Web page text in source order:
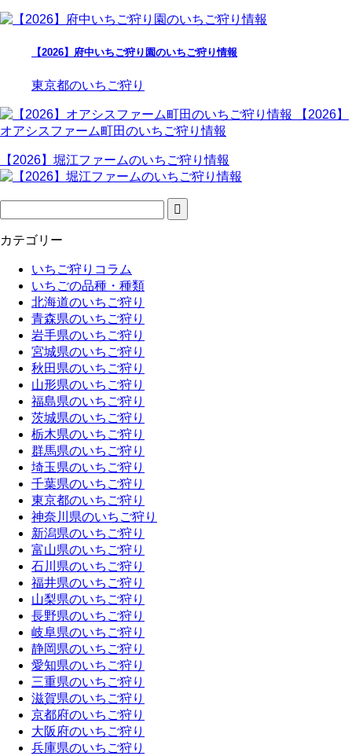
【2026】府中いちご狩り園のいちご狩り情報
東京都のいちご狩り
【2026】
オアシスファーム町田のいちご狩り情報
【2026】堀江ファームのいちご狩り情報
カテゴリー
いちご狩りコラム
いちごの品種・種類
北海道のいちご狩り
青森県のいちご狩り
岩手県のいちご狩り
宮城県のいちご狩り
秋田県のいちご狩り
山形県のいちご狩り
福島県のいちご狩り
茨城県のいちご狩り
栃木県のいちご狩り
群馬県のいちご狩り
埼玉県のいちご狩り
千葉県のいちご狩り
東京都のいちご狩り
神奈川県のいちご狩り
新潟県のいちご狩り
富山県のいちご狩り
石川県のいちご狩り
福井県のいちご狩り
山梨県のいちご狩り
長野県のいちご狩り
岐阜県のいちご狩り
静岡県のいちご狩り
愛知県のいちご狩り
三重県のいちご狩り
滋賀県のいちご狩り
京都府のいちご狩り
大阪府のいちご狩り
兵庫県のいちご狩り